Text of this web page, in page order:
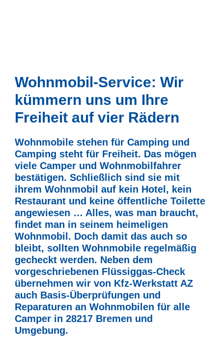
Wohnmobil-Service: Wir
kümmern uns um Ihre
Freiheit auf vier Rädern
Wohnmobile stehen für Camping und
Camping steht für Freiheit. Das mögen
viele Camper und Wohnmobilfahrer
bestätigen. Schließlich sind sie mit
ihrem Wohnmobil auf kein Hotel, kein
Restaurant und keine öffentliche Toilette
angewiesen … Alles, was man braucht,
findet man in seinem heimeligen
Wohnmobil. Doch damit das auch so
bleibt, sollten Wohnmobile regelmäßig
gecheckt werden. Neben dem
vorgeschriebenen Flüssiggas-Check
übernehmen wir von Kfz-Werkstatt AZ
auch Basis-Überprüfungen und
Reparaturen an Wohnmobilen für alle
Camper in 28217 Bremen und
Umgebung.